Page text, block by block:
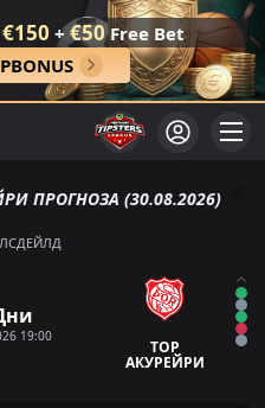
€150 + €50Free Bet
ПРОГНОЗА (30.08.2026)
19:00
ТОР
АКУРЕЙРИ